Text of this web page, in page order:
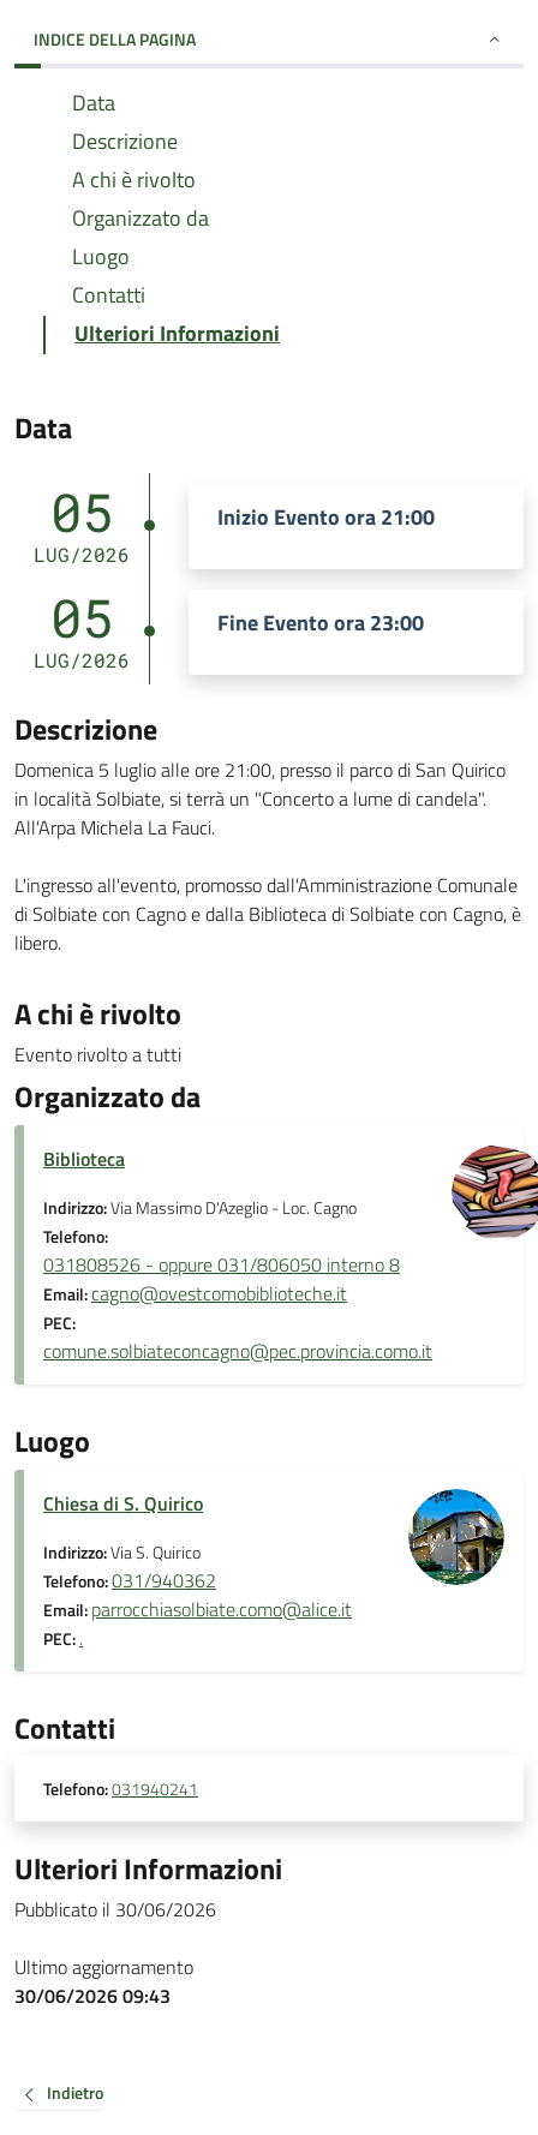
INDICE DELLA PAGINA
Data
Descrizione
A chi è rivolto
Organizzato da
Luogo
Contatti
Ulteriori Informazioni
Data
05
LUG/2026
Inizio Evento ora 21:00
05
LUG/2026
Fine Evento ora 23:00
Descrizione
Domenica 5 luglio alle ore 21:00, presso il parco di San Quirico
in località Solbiate, si terrà un "Concerto a lume di candela".
All'Arpa Michela La Fauci.
L'ingresso all'evento, promosso dall'Amministrazione Comunale
di Solbiate con Cagno e dalla Biblioteca di Solbiate con Cagno, è
libero.
A chi è rivolto
Evento rivolto a tutti
Organizzato da
Biblioteca
Indirizzo:Via Massimo D'Azeglio - Loc. Cagno
Telefono:
031808526 - oppure 031/806050 interno 8
Email:cagno@ovestcomobiblioteche.it
PEC:
comune.solbiateconcagno@pec.provincia.como.it
Luogo
Chiesa di S. Quirico
Indirizzo:Via S. Quirico
Telefono:031/940362
Email:parrocchiasolbiate.como@alice.it
PEC:.
Contatti
Telefono:031940241
Ulteriori Informazioni
Pubblicato il 30/06/2026
Ultimo aggiornamento
30/06/2026 09:43
Indietro